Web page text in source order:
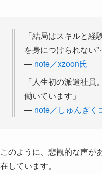
「結局はスキルと
を身につけられない
― note／xzoon氏
「人生初の派遣社
働いています」
― note／しゅんぎく
このように、悲観的な声が
在しています。